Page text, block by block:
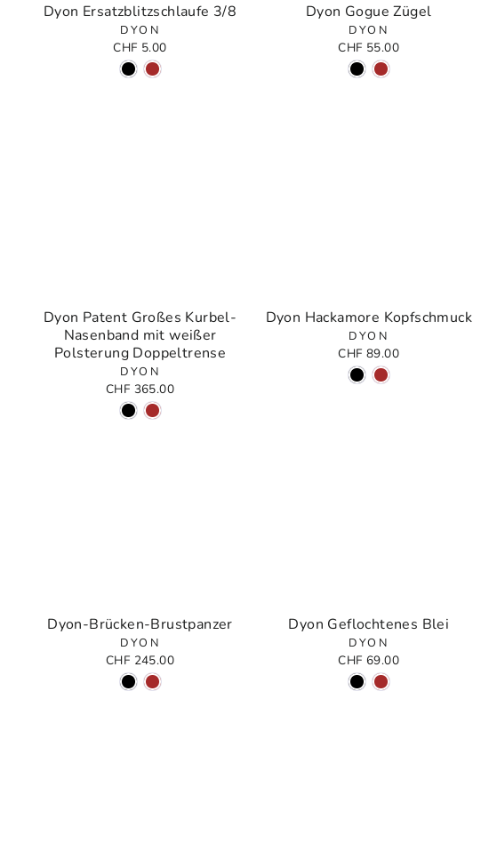
Dyon Ersatzblitzschlaufe 3/8
DYON
CHF 5.00
Dyon Gogue Zügel
DYON
CHF 55.00
Dyon Patent Großes Kurbel-
Nasenband mit weißer
Polsterung Doppeltrense
DYON
CHF 365.00
Dyon Hackamore Kopfschmuck
DYON
CHF 89.00
Dyon-Brücken-Brustpanzer
DYON
CHF 245.00
Dyon Geflochtenes Blei
DYON
CHF 69.00